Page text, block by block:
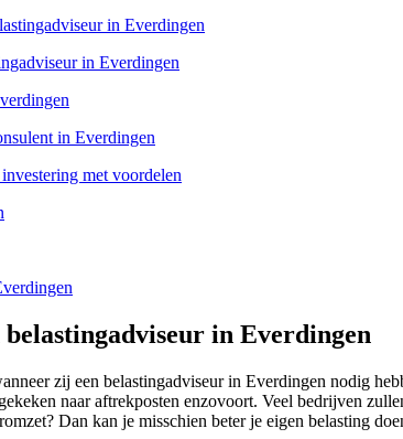
in Everdingen
in Everdingen
in Everdingen
met voordelen
in Everdingen
zij een belastingadviseur in Everdingen nodig
naar aftrekposten enzovoort. Veel bedrijven
Dan kan je misschien beter je eigen belasting